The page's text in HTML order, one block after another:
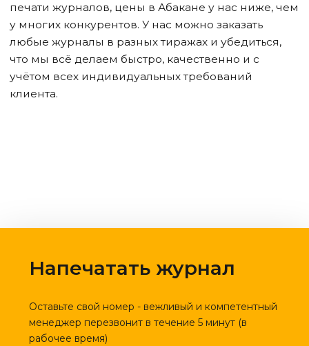
печати журналов, цены в Абакане у нас ниже, чем
у многих конкурентов. У нас можно заказать
любые журналы в разных тиражах и убедиться,
что мы всё делаем быстро, качественно и с
учётом всех индивидуальных требований
клиента.
Напечатать журнал
Оставьте свой номер - вежливый и компетентный
менеджер перезвонит в течение 5 минут (в
рабочее время)